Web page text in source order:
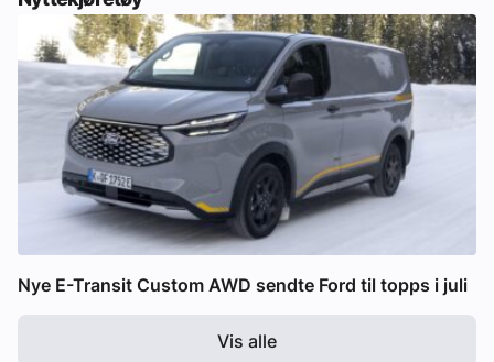
Nye E-Transit Custom AWD sendte Ford til topps i juli
Vis alle